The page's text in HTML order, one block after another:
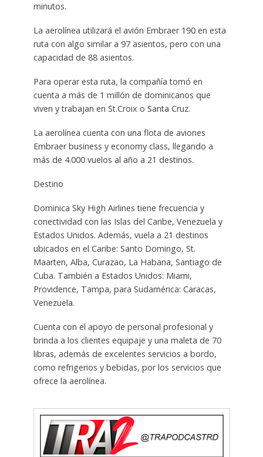
minutos.
La aerolínea utilizará el avión Embraer 190 en esta
ruta con algo similar a 97 asientos, pero con una
capacidad de 88 asientos.
Para operar esta ruta, la compañía tomó en
cuenta a más de 1 millón de dominicanos que
viven y trabajan en St.Croix o Santa Cruz.
La aerolínea cuenta con una flota de aviones
Embraer business y economy class, llegando a
más de 4.000 vuelos al año a 21 destinos.
Destino
Dominica Sky High Airlines tiene frecuencia y
conectividad con las Islas del Caribe, Venezuela y
Estados Unidos. Además, vuela a 21 destinos
ubicados en el Caribe: Santo Domingo, St.
Maarten, Alba, Curazao, La Habana, Santiago de
Cuba. También a Estados Unidos: Miami,
Providence, Tampa, para Sudamérica: Caracas,
Venezuela.
Cuenta con el apoyo de personal profesional y
brinda a los clientes equipaje y una maleta de 70
libras, además de excelentes servicios a bordo,
como refrigerios y bebidas, por los servicios que
ofrece la aerolínea.